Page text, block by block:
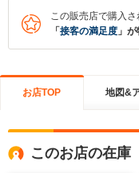
この販売店で購入
「 接客の満足度 」
お店TOP 地図&
このお店の在庫